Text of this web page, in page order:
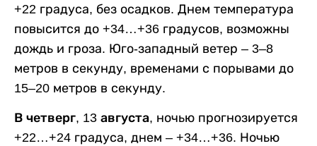
+22 градуса, без осадков. Днем температура
повысится до +34…+36 градусов, возможны
дождь и гроза. Юго-западный ветер – 3–8
метров в секунду, временами с порывами до
15–20 метров в секунду.
В четверг, 13 августа, ночью прогнозируется
+22…+24 градуса, днем – +34…+36. Ночью